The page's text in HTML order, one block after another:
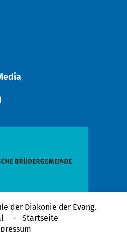
der Diakonie der Evang.
Startseite